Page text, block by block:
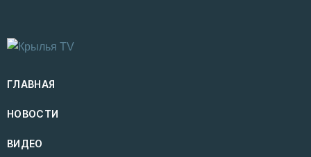
ГЛАВНАЯ
НОВОСТИ
ВИДЕО